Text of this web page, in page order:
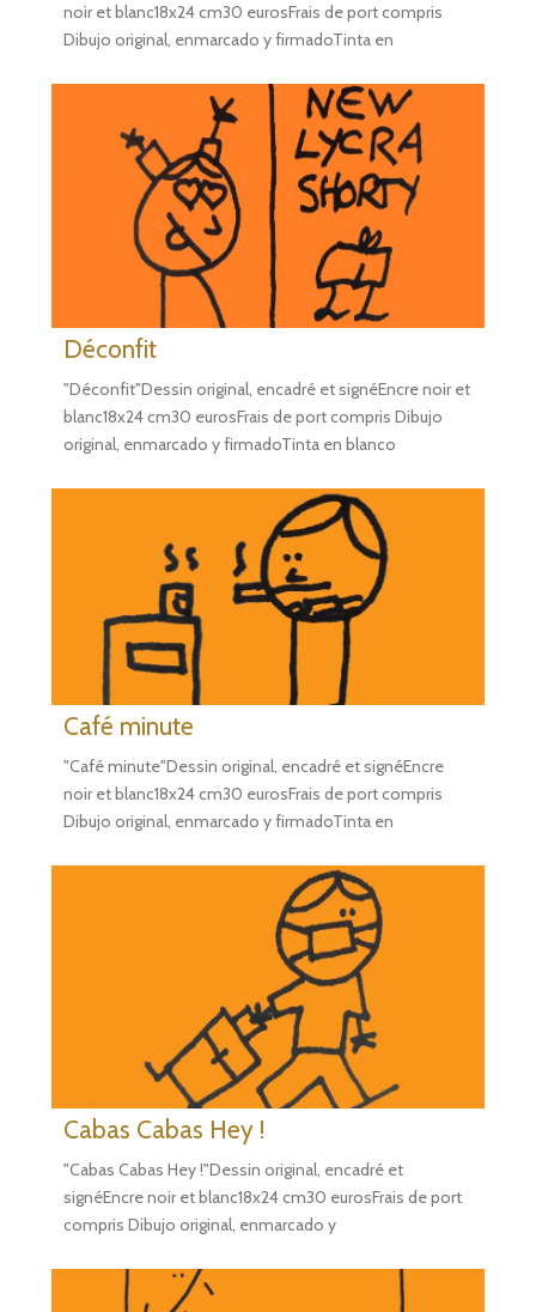
noir et blanc18x24 cm30 eurosFrais de port compris
Dibujo original, enmarcado y firmadoTinta en
Déconfit
"Déconfit"Dessin original, encadré et signéEncre noir et
blanc18x24 cm30 eurosFrais de port compris Dibujo
original, enmarcado y firmadoTinta en blanco
Café minute
"Café minute"Dessin original, encadré et signéEncre
noir et blanc18x24 cm30 eurosFrais de port compris
Dibujo original, enmarcado y firmadoTinta en
Cabas Cabas Hey !
"Cabas Cabas Hey !"Dessin original, encadré et
signéEncre noir et blanc18x24 cm30 eurosFrais de port
compris Dibujo original, enmarcado y